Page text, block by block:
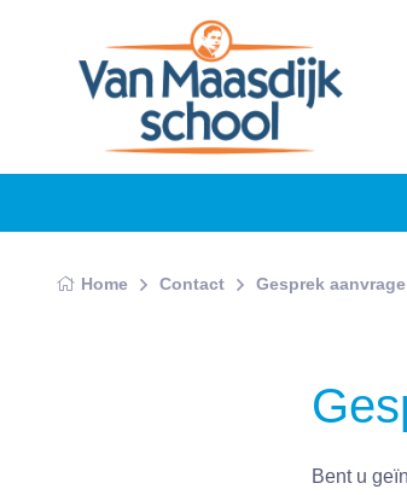
Home Contact Gesprek
Bent u